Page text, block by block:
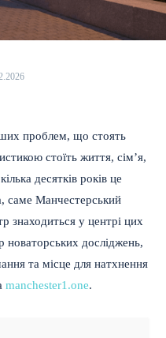
проблем, що стоять
стоїть життя, сім’я,
десятків років це
саме Манчестерський
знаходиться у центрі цих
новаторських досліджень,
та місце для натхнення
manchester1.one.